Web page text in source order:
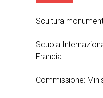
Scultura
Scuola
Francia
Commissione: